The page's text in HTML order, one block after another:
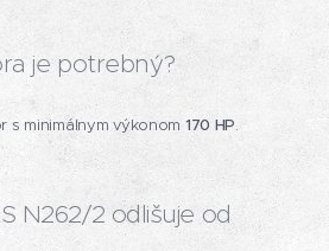
je potrebný?
minimálnym výkonom 170 HP.
N262/2 odlišuje od